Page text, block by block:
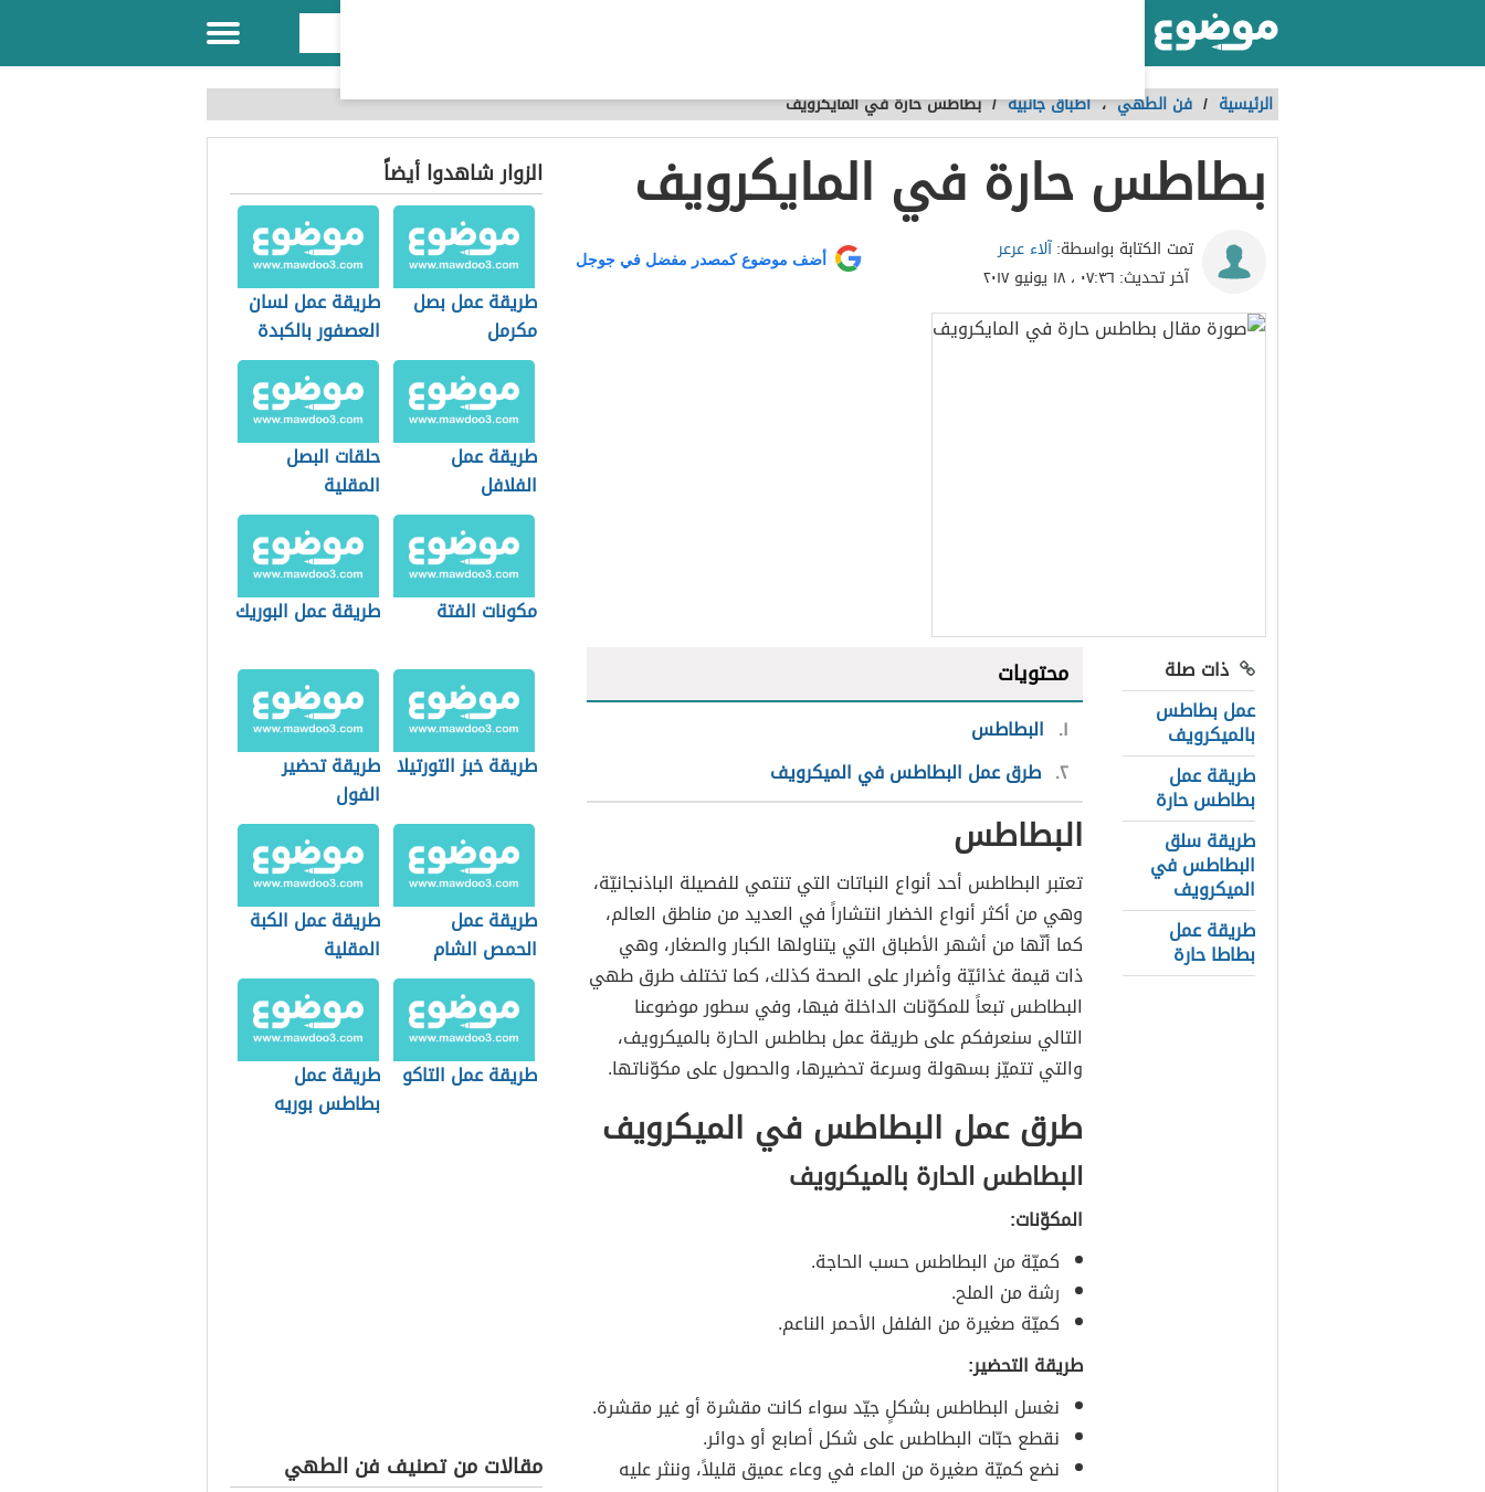
الرئيسية / فن الطهي،أطباق جانبية /بطاطس حارة في المايكرويف
بطاطس حارة في المايكرويف
تمت الكتابة بواسطة:آلاء عرعر
آخر تحديث: ٠٧:٣٦ ، ١٨ يونيو ٢٠١٧
أضف موضوع كمصدر مفضل في جوجل
ذات صلة
عمل بطاطس
بالميكرويف
طريقة عمل
بطاطس حارة
طريقة سلق
البطاطس في
الميكرويف
طريقة عمل
بطاطا حارة
محتويات
١ البطاطس
٢ طرق عمل البطاطس في الميكرويف
البطاطس
تعتبر البطاطس أحد أنواع النباتات التي تنتمي للفصيلة الباذنجانيّة،
وهي من أكثر أنواع الخضار انتشاراً في العديد من مناطق العالم،
كما أنّها من أشهر الأطباق التي يتناولها الكبار والصغار، وهي
ذات قيمة غذائيّة وأضرار على الصحة كذلك، كما تختلف طرق طهي
البطاطس تبعاً للمكوّنات الداخلة فيها، وفي سطور موضوعنا
التالي سنعرفكم على طريقة عمل بطاطس الحارة بالميكرويف،
والتي تتميّز بسهولة وسرعة تحضيرها، والحصول على مكوّناتها.
طرق عمل البطاطس في الميكرويف
البطاطس الحارة بالميكرويف
المكوّنات:
كميّة من البطاطس حسب الحاجة.
رشة من الملح.
كميّة صغيرة من الفلفل الأحمر الناعم.
طريقة التحضير:
نغسل البطاطس بشكلٍ جيّد سواء كانت مقشرة أو غير مقشرة.
نقطع حبّات البطاطس على شكل أصابع أو دوائر.
نضع كميّة صغيرة من الماء في وعاء عميق قليلاً، وننثر عليه
الزوار شاهدوا أيضاً
طريقة عمل بصل
مكرمل
طريقة عمل لسان
العصفور بالكبدة
طريقة عمل
الفلافل
الفلسطيني
حلقات البصل
المقلية
مكونات الفتة طريقة عمل البوريك
طريقة خبز التورتيلا طريقة تحضير
الفول
طريقة عمل
الحمص الشام
بالشطة
طريقة عمل الكبة
المقلية
طريقة عمل التاكو
طريقة عمل
بطاطس بوريه
مقالات من تصنيف فن الطهي